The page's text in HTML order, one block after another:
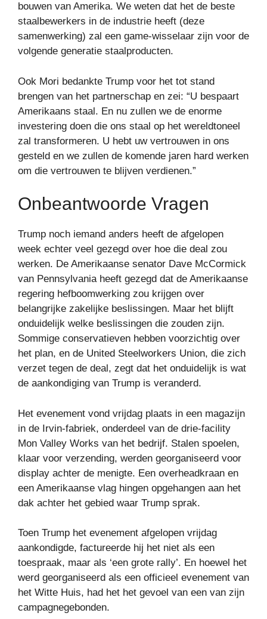
bouwen van Amerika. We weten dat het de beste
staalbewerkers in de industrie heeft (deze
samenwerking) zal een game-wisselaar zijn voor de
volgende generatie staalproducten.
Ook Mori bedankte Trump voor het tot stand
brengen van het partnerschap en zei: “U bespaart
Amerikaans staal. En nu zullen we de enorme
investering doen die ons staal op het wereldtoneel
zal transformeren. U hebt uw vertrouwen in ons
gesteld en we zullen de komende jaren hard werken
om die vertrouwen te blijven verdienen.”
Onbeantwoorde Vragen
Trump noch iemand anders heeft de afgelopen
week echter veel gezegd over hoe die deal zou
werken. De Amerikaanse senator Dave McCormick
van Pennsylvania heeft gezegd dat de Amerikaanse
regering hefboomwerking zou krijgen over
belangrijke zakelijke beslissingen. Maar het blijft
onduidelijk welke beslissingen die zouden zijn.
Sommige conservatieven hebben voorzichtig over
het plan, en de United Steelworkers Union, die zich
verzet tegen de deal, zegt dat het onduidelijk is wat
de aankondiging van Trump is veranderd.
Het evenement vond vrijdag plaats in een magazijn
in de Irvin-fabriek, onderdeel van de drie-facility
Mon Valley Works van het bedrijf. Stalen spoelen,
klaar voor verzending, werden georganiseerd voor
display achter de menigte. Een overheadkraan en
een Amerikaanse vlag hingen opgehangen aan het
dak achter het gebied waar Trump sprak.
Toen Trump het evenement afgelopen vrijdag
aankondigde, factureerde hij het niet als een
toespraak, maar als ‘een grote rally’. En hoewel het
werd georganiseerd als een officieel evenement van
het Witte Huis, had het het gevoel van een van zijn
campagnegebonden.